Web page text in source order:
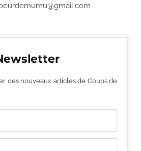
des nouveaux articles de Coups de